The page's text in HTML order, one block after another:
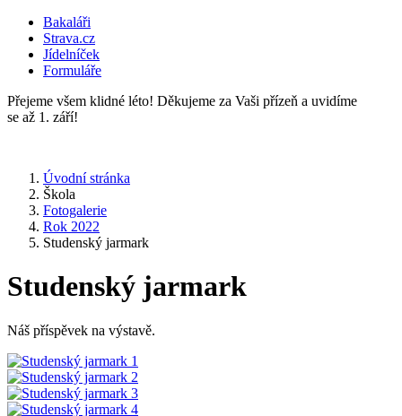
Bakaláři
Strava.cz
Jídelníček
Formuláře
Přejeme všem klidné léto! Děkujeme za Vaši přízeň a uvidíme
se až 1. září!
Úvodní stránka
Škola
Fotogalerie
Rok 2022
Studenský jarmark
Studenský jarmark
Náš příspěvek na výstavě.